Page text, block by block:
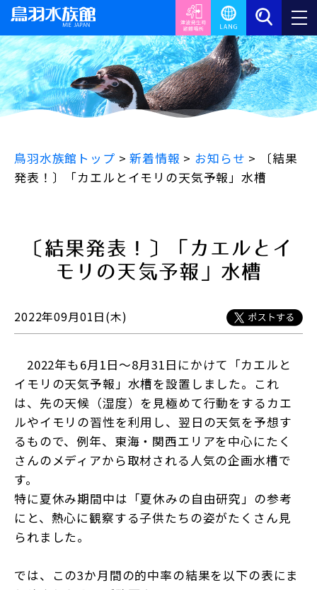
鳥羽水族館トップ >新着情報 > お知らせ >
〔結果
発表！〕「カエルとイモリの天気予報」水槽
〔結果発表！〕「カエルとイ
モリの天気予報」水槽
2022年09月01日(木)
2022年も6月1日～8月31日にかけて「カエルと
イモリの天気予報」水槽を設置しました。これ
は、先の天候（湿度）を見極めて行動をするカエ
ルやイモリの習性を利用し、翌日の天気を予想す
るもので、例年、東海・関西エリアを中心にたく
さんのメディアから取材される人気の企画水槽で
す。
特に夏休み期間中は「夏休みの自由研究」の参考
にと、熱心に観察する子供たちの姿がたくさん見
られました。
では、この3か月間の的中率の結果を以下の表にま